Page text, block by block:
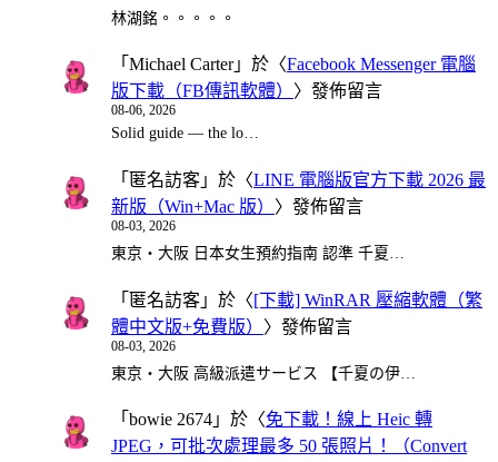
林湖銘。。。。。
「 Michael Carter」於〈Facebook Messenger 電腦
版下載（FB傳訊軟體） 〉發佈留言
08-06, 2026
Solid guide — the lo…
「 匿名訪客 」於〈LINE 電腦版官方下載 2026 最
新版（Win+Mac 版） 〉發佈留言
08-03, 2026
東京・大阪 日本女生預約指南 認準 千夏…
「 匿名訪客 」於〈[下載] WinRAR 壓縮軟體（繁
體中文版+免費版） 〉發佈留言
08-03, 2026
東京・大阪 高級派遣サービス 【千夏の伊…
「 bowie 2674 」於〈免下載！線上 Heic 轉
JPEG，可批次處理最多 50 張照片！（Convert